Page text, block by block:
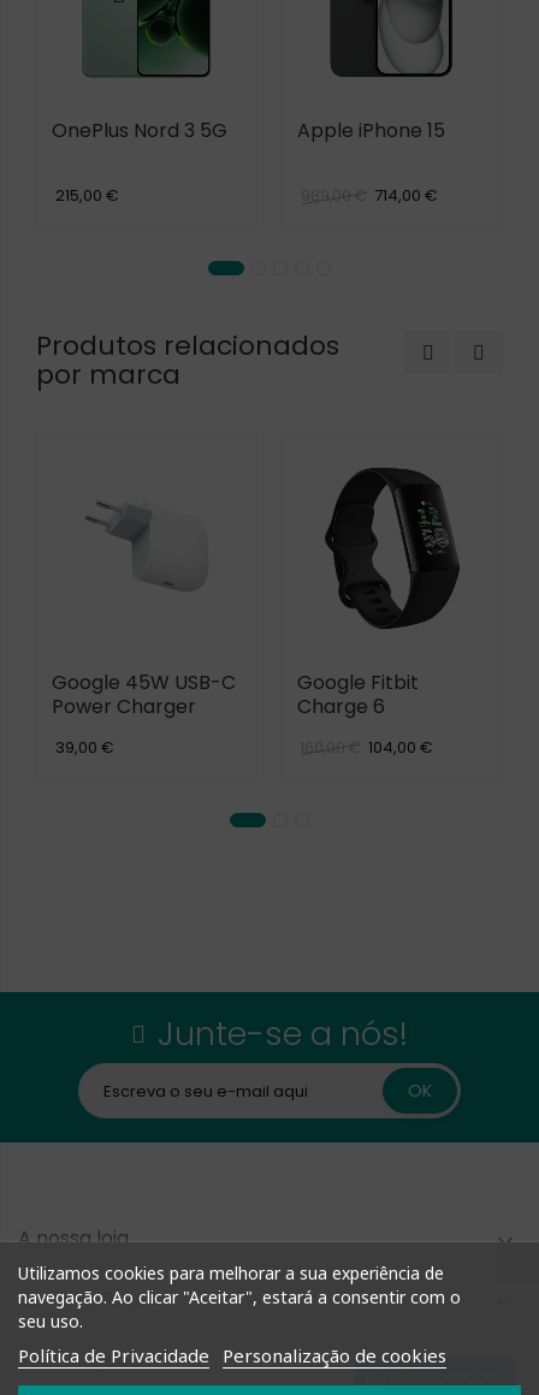
OnePlus Nord 3 5G
215,00 €
Apple iPhone 15
989,00 € 714,00 €
Produtos relacionados
por marca
Google 45W USB-C
Power Charger
39,00 €
Google Fitbit
Charge 6
160,00 € 104,00 €
Utilizamos cookies para melhorar a sua experiência de
navegação. Ao clicar "Aceitar", estará a consentir com o
seu uso.
Política de Privacidade Personalização de cookies
Junte-se a nós!
A nossa loja 
Compra Rápida
Informação